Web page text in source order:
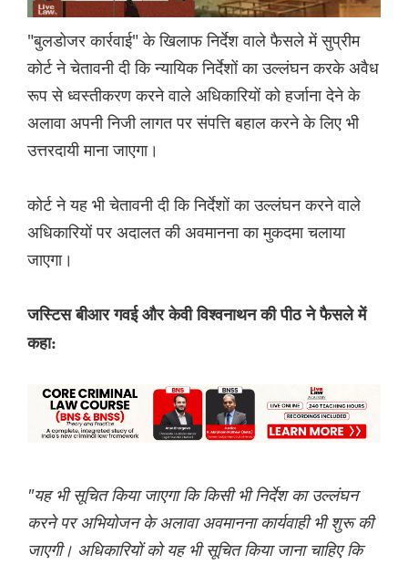
"बुलडोजर कार्रवाई" के खिलाफ निर्देश वाले फैसले में सुप्रीम
कोर्ट ने चेतावनी दी कि न्यायिक निर्देशों का उल्लंघन करके अवैध
रूप से ध्वस्तीकरण करने वाले अधिकारियों को हर्जाना देने के
अलावा अपनी निजी लागत पर संपत्ति बहाल करने के लिए भी
उत्तरदायी माना जाएगा।
कोर्ट ने यह भी चेतावनी दी कि निर्देशों का उल्लंघन करने वाले
अधिकारियों पर अदालत की अवमानना ​​का मुकदमा चलाया
जाएगा।
जस्टिस बीआर गवई और केवी विश्वनाथन की पीठ ने फैसले में
कहा:
"यह भी सूचित किया जाएगा कि किसी भी निर्देश का उल्लंघन
करने पर अभियोजन के अलावा अवमानना ​​कार्यवाही भी शुरू की
जाएगी। अधिकारियों को यह भी सूचित किया जाना चाहिए कि